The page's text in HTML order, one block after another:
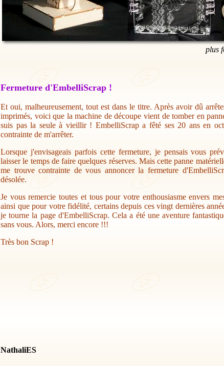
plus
Fermeture d'EmbelliScrap !
Et oui, malheureusement, tout est dans le titre. Après avoir dû
imprimés, voici que la machine de découpe vient de tomber en
suis pas la seule à vieillir ! EmbelliScrap a fêté ses 20 ans en
contrainte de m'arrêter.
Lorsque j'envisageais parfois cette fermeture, je pensais vous
laisser le temps de faire quelques réserves. Mais cette panne
me trouve contrainte de vous annoncer la fermeture
désolée.
Je vous remercie toutes et tous pour votre enthousiasme envers
ainsi que pour votre fidélité, certains depuis ces vingt dernières
je tourne la page d'EmbelliScrap. Cela a été une aventure
sans vous. Alors, merci encore !!!
Très bon Scrap !
NathaliES